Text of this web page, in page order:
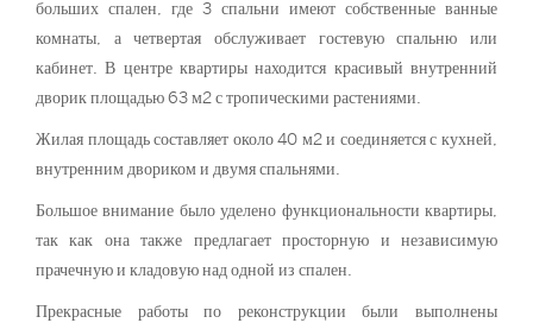
больших спален, где 3 спальни имеют собственные ванные
комнаты, а четвертая обслуживает гостевую спальню или
кабинет. В центре квартиры находится красивый внутренний
дворик площадью 63 м2 с тропическими растениями.
Жилая площадь составляет около 40 м2 и соединяется с кухней,
внутренним двориком и двумя спальнями.
Большое внимание было уделено функциональности квартиры,
так как она также предлагает просторную и независимую
прачечную и кладовую над одной из спален.
Прекрасные работы по реконструкции были выполнены